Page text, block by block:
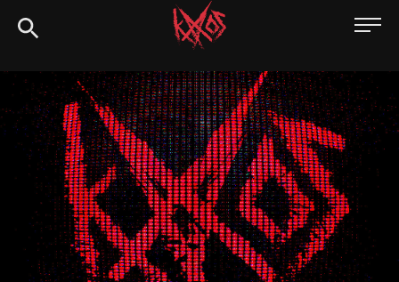
Siirry
suoraan
Kaaoszine